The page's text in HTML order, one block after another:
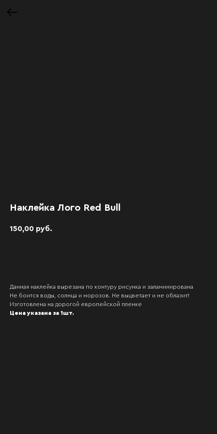
Наклейка Лого Red Bull
150,00 руб.
Данная наклейка вырезана по контуру рисунка и заламинирована
Не боится воды, солнца и морозов. Не выцветает и не облазит!
Изготовлена на дорогой европейской пленке
Цена указана за 1шт.